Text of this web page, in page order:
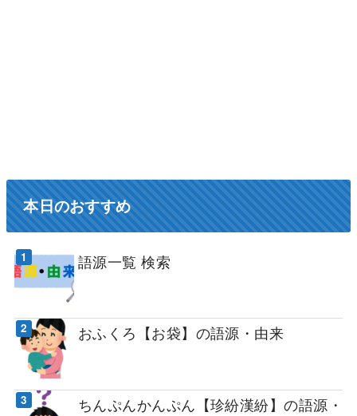
本日のおすすめ
語源一覧 検索
おふくろ【お袋】の語源・由来
ちんぷんかんぷん【珍紛漢紛】の語源・